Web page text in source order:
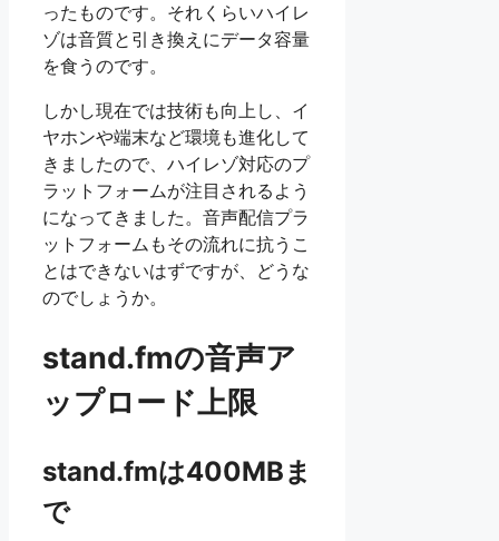
ったものです。それくらいハイレ
ゾは音質と引き換えにデータ容量
を食うのです。
しかし現在では技術も向上し、イ
ヤホンや端末など環境も進化して
きましたので、ハイレゾ対応のプ
ラットフォームが注目されるよう
になってきました。音声配信プラ
ットフォームもその流れに抗うこ
とはできないはずですが、どうな
のでしょうか。
stand.fmの音声ア
ップロード上限
stand.fmは400MBま
で